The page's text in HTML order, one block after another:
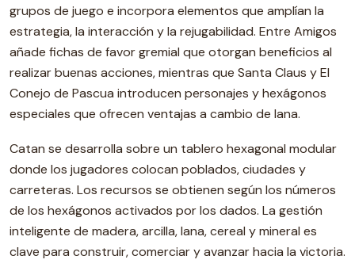
grupos de juego e incorpora elementos que amplían la
estrategia, la interacción y la rejugabilidad. Entre Amigos
añade fichas de favor gremial que otorgan beneficios al
realizar buenas acciones, mientras que Santa Claus y El
Conejo de Pascua introducen personajes y hexágonos
especiales que ofrecen ventajas a cambio de lana.
Catan se desarrolla sobre un tablero hexagonal modular
donde los jugadores colocan poblados, ciudades y
carreteras. Los recursos se obtienen según los números
de los hexágonos activados por los dados. La gestión
inteligente de madera, arcilla, lana, cereal y mineral es
clave para construir, comerciar y avanzar hacia la victoria.